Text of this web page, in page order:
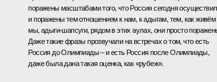
поражены масштабами того, что Россия сегодня
и поражены тем отношением к нам, к адыгам, тем, как живём
мы, адыги-шапсуги, рядом в этих аулах, они просто
Даже такие фразы прозвучали на встречах о том, что есть
Россия до Олимпиады – и есть Россия после Олимпиады,
даже была дана такая оценка, как «рубеж».